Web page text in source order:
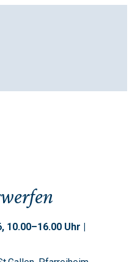
10.00–16.00 Uhr |